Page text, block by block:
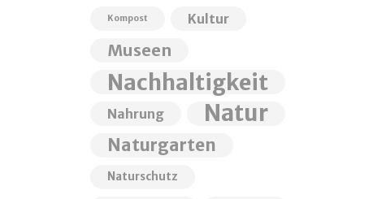
Kompost Kultur
Museen
Nachhaltigkeit
Nahrung Natur
Naturgarten
Naturschutz